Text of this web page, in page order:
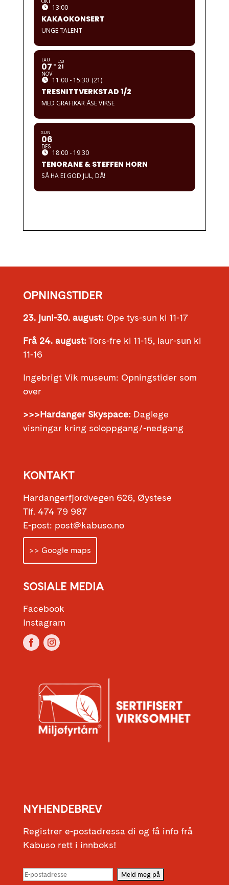
13:00
KAKAOKONSERT
UNGE TALENT
LAU
07
NOV
LAU
21
11:00 - 15:30 (21)
TRESNITTVERKSTAD 1/2
MED GRAFIKAR ÅSE VIKSE
SUN
06
DES
18:00 - 19:30
TENORANE & STEFFEN HORN
SÅ HA EI GOD JUL, DÅ!
OPNINGSTIDER
23. juni-30. august:Ope tys-sun kl 11-17
Frå 24. august:Tors-fre kl 11-15, laur-sun kl
11-16
Ingebrigt Vik museum: Opningstider som
over
>>>Hardanger Skyspace:Daglege
visningar kring soloppgang/-nedgang
KONTAKT
Hardangerfjordvegen 626, Øystese
Tlf. 474 79 987
E-post: post@kabuso.no
>> Google maps
SOSIALE MEDIA
Facebook
Instagram
NYHENDEBREV
Registrer e-postadressa di og få info frå
Kabuso rett i innboks!